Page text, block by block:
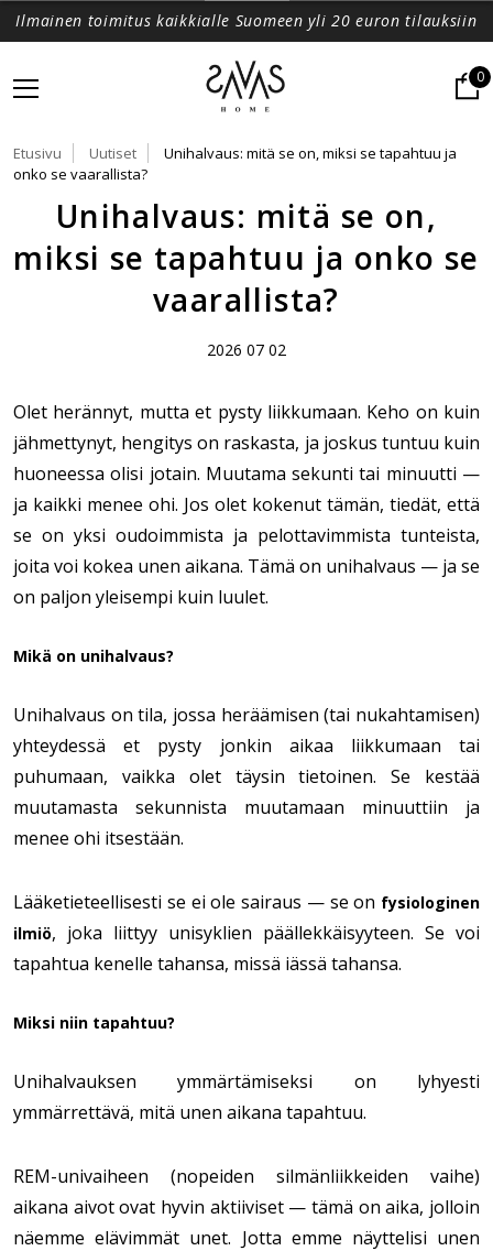
Ilmainen toimitus kaikkialle Suomeen yli 20 euron tilauksiin
0
Etusivu Uutiset
Unihalvaus: mitä se on, miksi se tapahtuu ja
onko se vaarallista?
Unihalvaus: mitä se on,
miksi se tapahtuu ja onko se
vaarallista?
2026 07 02
Olet herännyt, mutta et pysty liikkumaan. Keho on kuin
jähmettynyt, hengitys on raskasta, ja joskus tuntuu kuin
huoneessa olisi jotain. Muutama sekunti tai minuutti —
ja kaikki menee ohi. Jos olet kokenut tämän, tiedät, että
se on yksi oudoimmista ja pelottavimmista tunteista,
joita voi kokea unen aikana. Tämä on unihalvaus — ja se
on paljon yleisempi kuin luulet.
Mikä on unihalvaus?
Unihalvaus on tila, jossa heräämisen (tai nukahtamisen)
yhteydessä et pysty jonkin aikaa liikkumaan tai
puhumaan, vaikka olet täysin tietoinen. Se kestää
muutamasta sekunnista muutamaan minuuttiin ja
menee ohi itsestään.
Lääketieteellisesti se ei ole sairaus — se on fysiologinen
ilmiö, joka liittyy unisyklien päällekkäisyyteen. Se voi
tapahtua kenelle tahansa, missä iässä tahansa.
Miksi niin tapahtuu?
Unihalvauksen ymmärtämiseksi on lyhyesti
ymmärrettävä, mitä unen aikana tapahtuu.
REM-univaiheen (nopeiden silmänliikkeiden vaihe)
aikana aivot ovat hyvin aktiiviset — tämä on aika, jolloin
näemme elävimmät unet. Jotta emme näyttelisi unen